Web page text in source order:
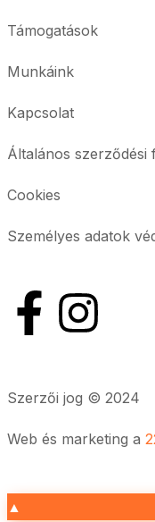
Támogatások
Munkáink
Kapcsolat
Általános szerződési
Cookies
Személyes adatok
Szerzői jog © 2024
Web és marketing a
▲